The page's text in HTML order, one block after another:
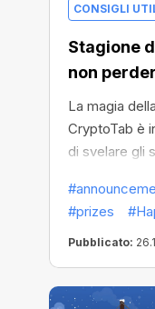
CONSIGLI
Stagione
non
La magia
CryptoTab è
di svelare gli
avvicina a
vale la pena.
#prizes
Pubblicato: